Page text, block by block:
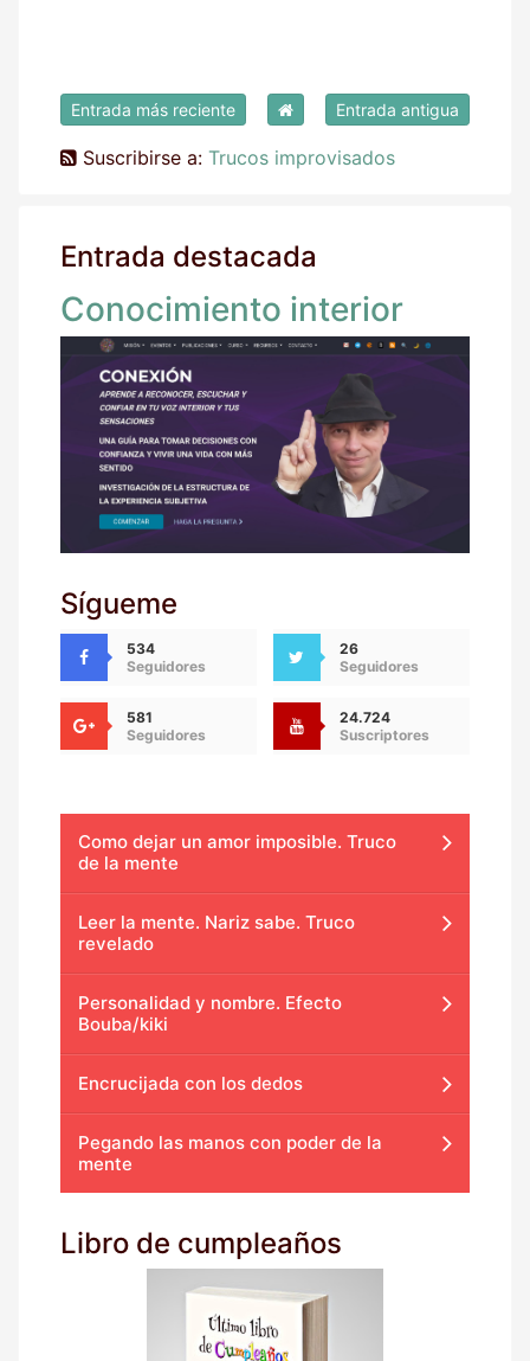
Entrada más reciente Entrada antigua
Suscribirse a: Trucos improvisados
Entrada destacada
Conocimiento interior
Sígueme
534
Seguidores
26
Seguidores
581
Seguidores
24.724
Suscriptores
Como dejar un amor imposible. Truco
de la mente
Leer la mente. Nariz sabe. Truco
revelado
Personalidad y nombre. Efecto
Bouba/kiki
Encrucijada con los dedos
Pegando las manos con poder de la
mente
Libro de cumpleaños